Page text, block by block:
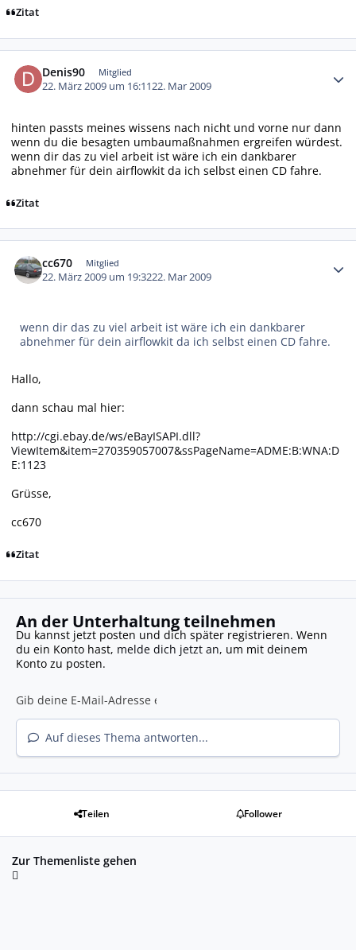
Zitat
Denis90 Mitglied
22. März 2009 um 16:1122. Mar 2009
hinten passts meines wissens nach nicht und vorne nur dann
wenn du die besagten umbaumaßnahmen ergreifen würdest.
wenn dir das zu viel arbeit ist wäre ich ein dankbarer
abnehmer für dein airflowkit da ich selbst einen CD fahre.
Zitat
cc670 Mitglied
22. März 2009 um 19:3222. Mar 2009
wenn dir das zu viel arbeit ist wäre ich ein dankbarer
abnehmer für dein airflowkit da ich selbst einen CD fahre.
Hallo,
dann schau mal hier:
http://cgi.ebay.de/ws/eBayISAPI.dll?
ViewItem&item=270359057007&ssPageName=ADME:B:WNA:D
E:1123
Grüsse,
cc670
Zitat
An der Unterhaltung teilnehmen
Du kannst jetzt posten und dich später registrieren. Wenn
du ein Konto hast, melde dich jetzt an, um mit deinem
Konto zu posten.
Auf dieses Thema antworten...
Teilen Follower
Zur Themenliste gehen